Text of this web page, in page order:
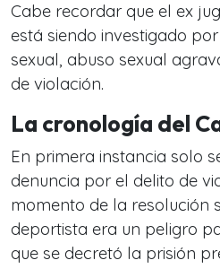
Cabe recordar que el ex
está siendo investigado
sexual, abuso sexual
de violación.
La cronología del
En primera instancia solo
denuncia por el delito de
momento de la resolución
deportista era un peligro
que se decretó la prisión